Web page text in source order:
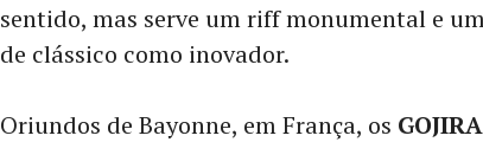
sentido, mas serve um riff monumental e
de clássico como inovador.
Oriundos de Bayonne, em França, os GOJIRA